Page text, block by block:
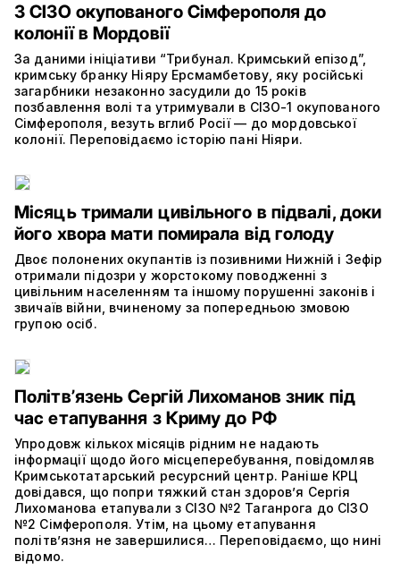
З СІЗО окупованого Сімферополя до
колонії в Мордовії
За даними ініціативи “Трибунал. Кримський епізод”,
кримську бранку Ніяру Ерсмамбетову, яку російські
загарбники незаконно засудили до 15 років
позбавлення волі та утримували в СІЗО-1 окупованого
Сімферополя, везуть вглиб Росії — до мордовської
колонії. Переповідаємо історію пані Ніяри.
Місяць тримали цивільного в підвалі, доки
його хвора мати помирала від голоду
Двоє полонених окупантів із позивними Нижній і Зефір
отримали підозри у жорстокому поводженні з
цивільним населенням та іншому порушенні законів і
звичаїв війни, вчиненому за попередньою змовою
групою осіб.
Політвʼязень Сергій Лихоманов зник під
час етапування з Криму до РФ
Упродовж кількох місяців рідним не надають
інформації щодо його місцеперебування, повідомляв
Кримськотатарський ресурсний центр. Раніше КРЦ
довідався, що попри тяжкий стан здоров’я Сергія
Лихоманова етапували з СІЗО №2 Таганрога до СІЗО
№2 Сімферополя. Утім, на цьому етапування
політвʼязня не завершилися… Переповідаємо, що нині
відомо.